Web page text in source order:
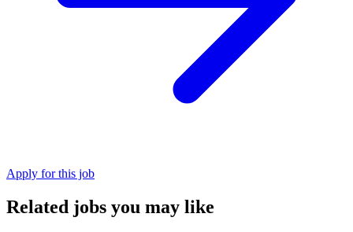
Apply for this job
Related jobs you may like